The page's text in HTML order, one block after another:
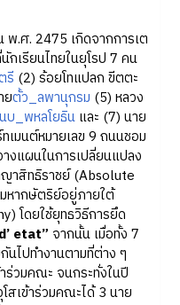
ศ. 2475 เกิดจากการเต
เรียนไทยในยุโรป 7 คน
รี (2) ร้อยโทแปลก ขีตตะ
ยตั้ว_ลพานุกรม (5) หลวง
บ_พหลโยธินและ (7) นาย
เมนต์หมายเลข 9 ถนนชอม
งแผนในการเปลี่ยนแปลง
าสิทธิราชย์ (Absolute
หากษัตริย์อยู่ภายใต้
โดยใช้ยุทธวิธีการยึด
etat” จากนั้น เมื่อทั้ง 7
นไปทำงานตามที่ต่าง ๆ
ร่วมคณะ จนกระทั่งในปี
สเข้าร่วมคณะได้ 3 นาย